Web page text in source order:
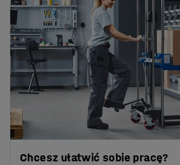
Chcesz ułatwić sobie pracę?